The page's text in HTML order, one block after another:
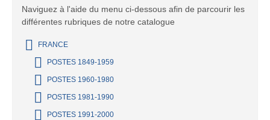
Naviguez à l'aide du menu ci-dessous afin de parcourir les
différentes rubriques de notre catalogue
FRANCE
POSTES 1849-1959
POSTES 1960-1980
POSTES 1981-1990
POSTES 1991-2000